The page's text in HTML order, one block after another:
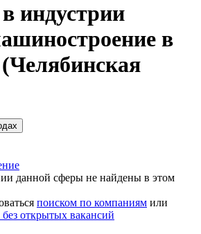
индустрии
в
данной сферы не найдены в этом
поиском по компаниям или
открытых вакансий